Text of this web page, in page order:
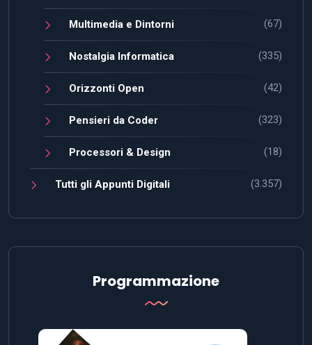
Multimedia e Dintorni (67)
Nostalgia Informatica (335)
Orizzonti Open (42)
Pensieri da Coder (323)
Processori & Design (18)
Tutti gli Appunti Digitali (3.357)
Programmazione